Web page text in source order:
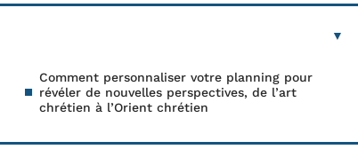
Comment personnaliser votre planning pour
révéler de nouvelles perspectives, de l’art
chrétien à l’Orient chrétien